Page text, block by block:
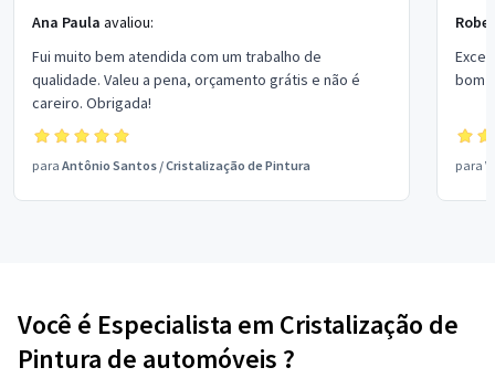
Ana Paula avaliou:
Fui muito bem atendida com um trabalho de
qualidade. Valeu a pena, orçamento grátis e não é
careiro. Obrigada!
para Antônio Santos /Cristalização de Pintura
bom
para
Você é Especialista em Cristalização de
Pintura de automóveis ?